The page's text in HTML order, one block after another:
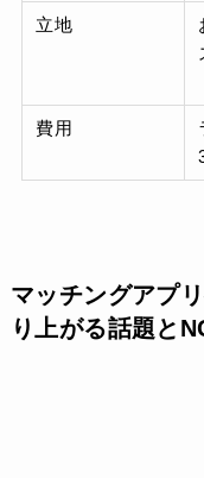
立地
費用
マッチングアプ
り上がる話題と